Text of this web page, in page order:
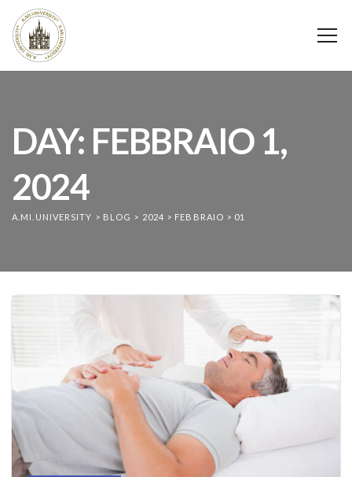
DAY: FEBBRAIO 1,
2024
A.MI.UNIVERSITY > BLOG > 2024 > FEBBRAIO > 01